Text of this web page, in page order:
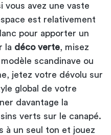
avez une vaste
est relativement
pour apporter un
la déco verte , misez
scandinave ou
jetez votre dévolu sur
global de votre
davantage la
verts sur le canapé.
à un seul ton et jouez